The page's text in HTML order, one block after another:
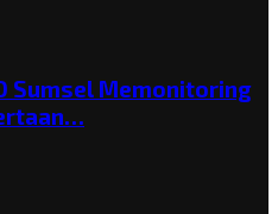
Sumsel Memonitoring